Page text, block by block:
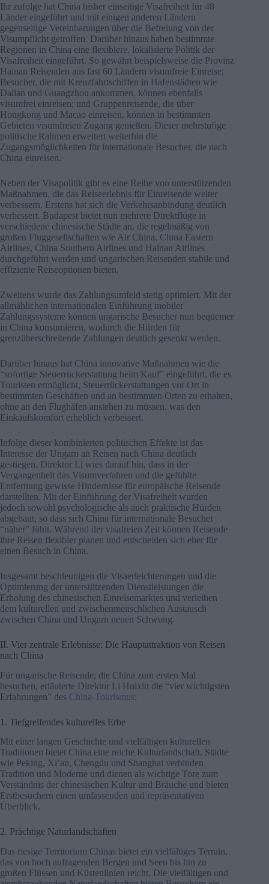
Ihr zufolge hat China bisher einseitige Visafreiheit für 48
Länder eingeführt und mit einigen anderen Ländern
gegenseitige Vereinbarungen über die Befreiung von der
Visumpflicht getroffen. Darüber hinaus haben bestimmte
Regionen in China eine flexiblere, lokalisierte Politik der
Visafreiheit eingeführt. So gewährt beispielsweise die Provinz
Hainan Reisenden aus fast 60 Ländern visumfreie Einreise;
Besucher, die mit Kreuzfahrtschiffen in Hafenstädten wie
Dalian und Guangzhou ankommen, können ebenfalls
visumfrei einreisen; und Gruppenreisende, die über
Hongkong und Macao einreisen, können in bestimmten
Gebieten visumfreien Zugang genießen. Dieser mehrstufige
politische Rahmen erweitert weiterhin die
Zugangsmöglichkeiten für internationale Besucher, die nach
China einreisen.
Neben der Visapolitik gibt es eine Reihe von unterstützenden
Maßnahmen, die das Reiseerlebnis für Einreisende weiter
verbessern. Erstens hat sich die Verkehrsanbindung deutlich
verbessert. Budapest bietet nun mehrere Direktflüge in
verschiedene chinesische Städte an, die regelmäßig von
großen Fluggesellschaften wie Air China, China Eastern
Airlines, China Southern Airlines und Hainan Airlines
durchgeführt werden und ungarischen Reisenden stabile und
effiziente Reiseoptionen bieten.
Zweitens wurde das Zahlungsumfeld stetig optimiert. Mit der
allmählichen internationalen Einführung mobiler
Zahlungssysteme können ungarische Besucher nun bequemer
in China konsumieren, wodurch die Hürden für
grenzüberschreitende Zahlungen deutlich gesenkt werden.
Darüber hinaus hat China innovative Maßnahmen wie die
“sofortige Steuerrückerstattung beim Kauf” eingeführt, die es
Touristen ermöglicht, Steuerrückerstattungen vor Ort in
bestimmten Geschäften und an bestimmten Orten zu erhalten,
ohne an den Flughäfen anstehen zu müssen, was den
Einkaufskomfort erheblich verbessert.
Infolge dieser kombinierten politischen Effekte ist das
Interesse der Ungarn an Reisen nach China deutlich
gestiegen. Direktor Li wies darauf hin, dass in der
Vergangenheit das Visumverfahren und die gefühlte
Entfernung gewisse Hindernisse für europäische Reisende
darstellten. Mit der Einführung der Visafreiheit wurden
jedoch sowohl psychologische als auch praktische Hürden
abgebaut, so dass sich China für internationale Besucher
“näher” fühlt. Während der visafreien Zeit können Reisende
ihre Reisen flexibler planen und entscheiden sich eher für
einen Besuch in China.
Insgesamt beschleunigen die Visaerleichterungen und die
Optimierung der unterstützenden Dienstleistungen die
Erholung des chinesischen Einreisemarktes und verleihen
dem kulturellen und zwischenmenschlichen Austausch
zwischen China und Ungarn neuen Schwung.
II. Vier zentrale Erlebnisse: Die Hauptattraktion von Reisen
nach China
Für ungarische Reisende, die China zum ersten Mal
besuchen, erläuterte Direktor Li Huixin die “vier wichtigsten
Erfahrungen” des China-Tourismus:
1. Tiefgreifendes kulturelles Erbe
Mit einer langen Geschichte und vielfältigen kulturellen
Traditionen bietet China eine reiche Kulturlandschaft. Städte
wie Peking, Xi’an, Chengdu und Shanghai verbinden
Tradition und Moderne und dienen als wichtige Tore zum
Verständnis der chinesischen Kultur und Bräuche und bieten
Erstbesuchern einen umfassenden und repräsentativen
Überblick.
2. Prächtige Naturlandschaften
Das riesige Territorium Chinas bietet ein vielfältiges Terrain,
das von hoch aufragenden Bergen und Seen bis hin zu
großen Flüssen und Küstenlinien reicht. Die vielfältigen und